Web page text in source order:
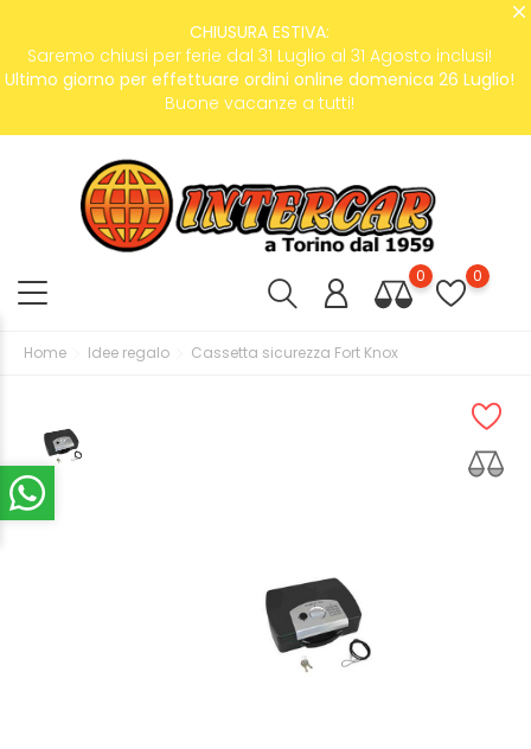
CHIUSURA ESTIVA:
Saremo chiusi per ferie dal 31 Luglio al 31 Agosto inclusi!
Ultimo giorno per effettuare ordini online domenica 26 Luglio!
Buone vacanze a tutti!
0 0
Home Idee regalo Cassetta sicurezza Fort Knox